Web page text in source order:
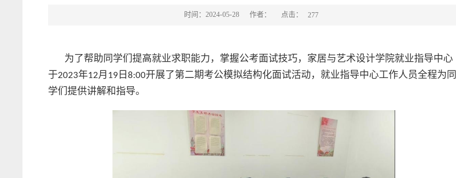
时间：2024-05-28 作者： 点击： 277
为了帮助同学们提高就业求职能力，掌握公考面试技巧，家居与艺术设计学院就业指导中心
于2023年12月 19 日 8:00开展了第二期考公模拟结构化面试活动，就业指导中心工作人员全程为同
学们提供讲解和指导。